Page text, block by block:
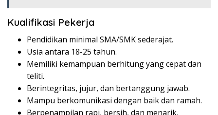
Kualifikasi Pekerja
Pendidikan minimal SMA/SMK sederajat.
Usia antara 18-25 tahun.
Memiliki kemampuan berhitung yang cepat dan
teliti.
Berintegritas, jujur, dan bertanggung jawab.
Mampu berkomunikasi dengan baik dan ramah.
Berpenampilan rapi, bersih, dan menarik.